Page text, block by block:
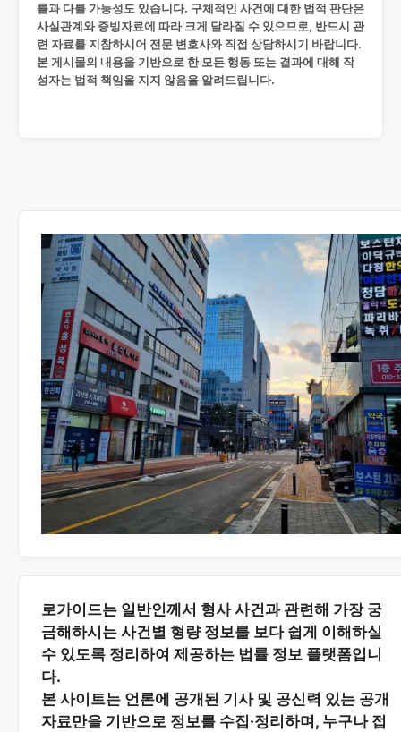
률과 다를 가능성도 있습니다. 구체적인 사건에 대한 법적 판단은
사실관계와 증빙자료에 따라 크게 달라질 수 있으므로, 반드시 관
련 자료를 지참하시어 전문 변호사와 직접 상담하시기 바랍니다.
본 게시물의 내용을 기반으로 한 모든 행동 또는 결과에 대해 작
성자는 법적 책임을 지지 않음을 알려드립니다.
로가이드는 일반인께서 형사 사건과 관련해 가장 궁
금해하시는 사건별 형량 정보를 보다 쉽게 이해하실
수 있도록 정리하여 제공하는 법률 정보 플랫폼입니
다.
본 사이트는 언론에 공개된 기사 및 공신력 있는 공개
자료만을 기반으로 정보를 수집·정리하며, 누구나 접